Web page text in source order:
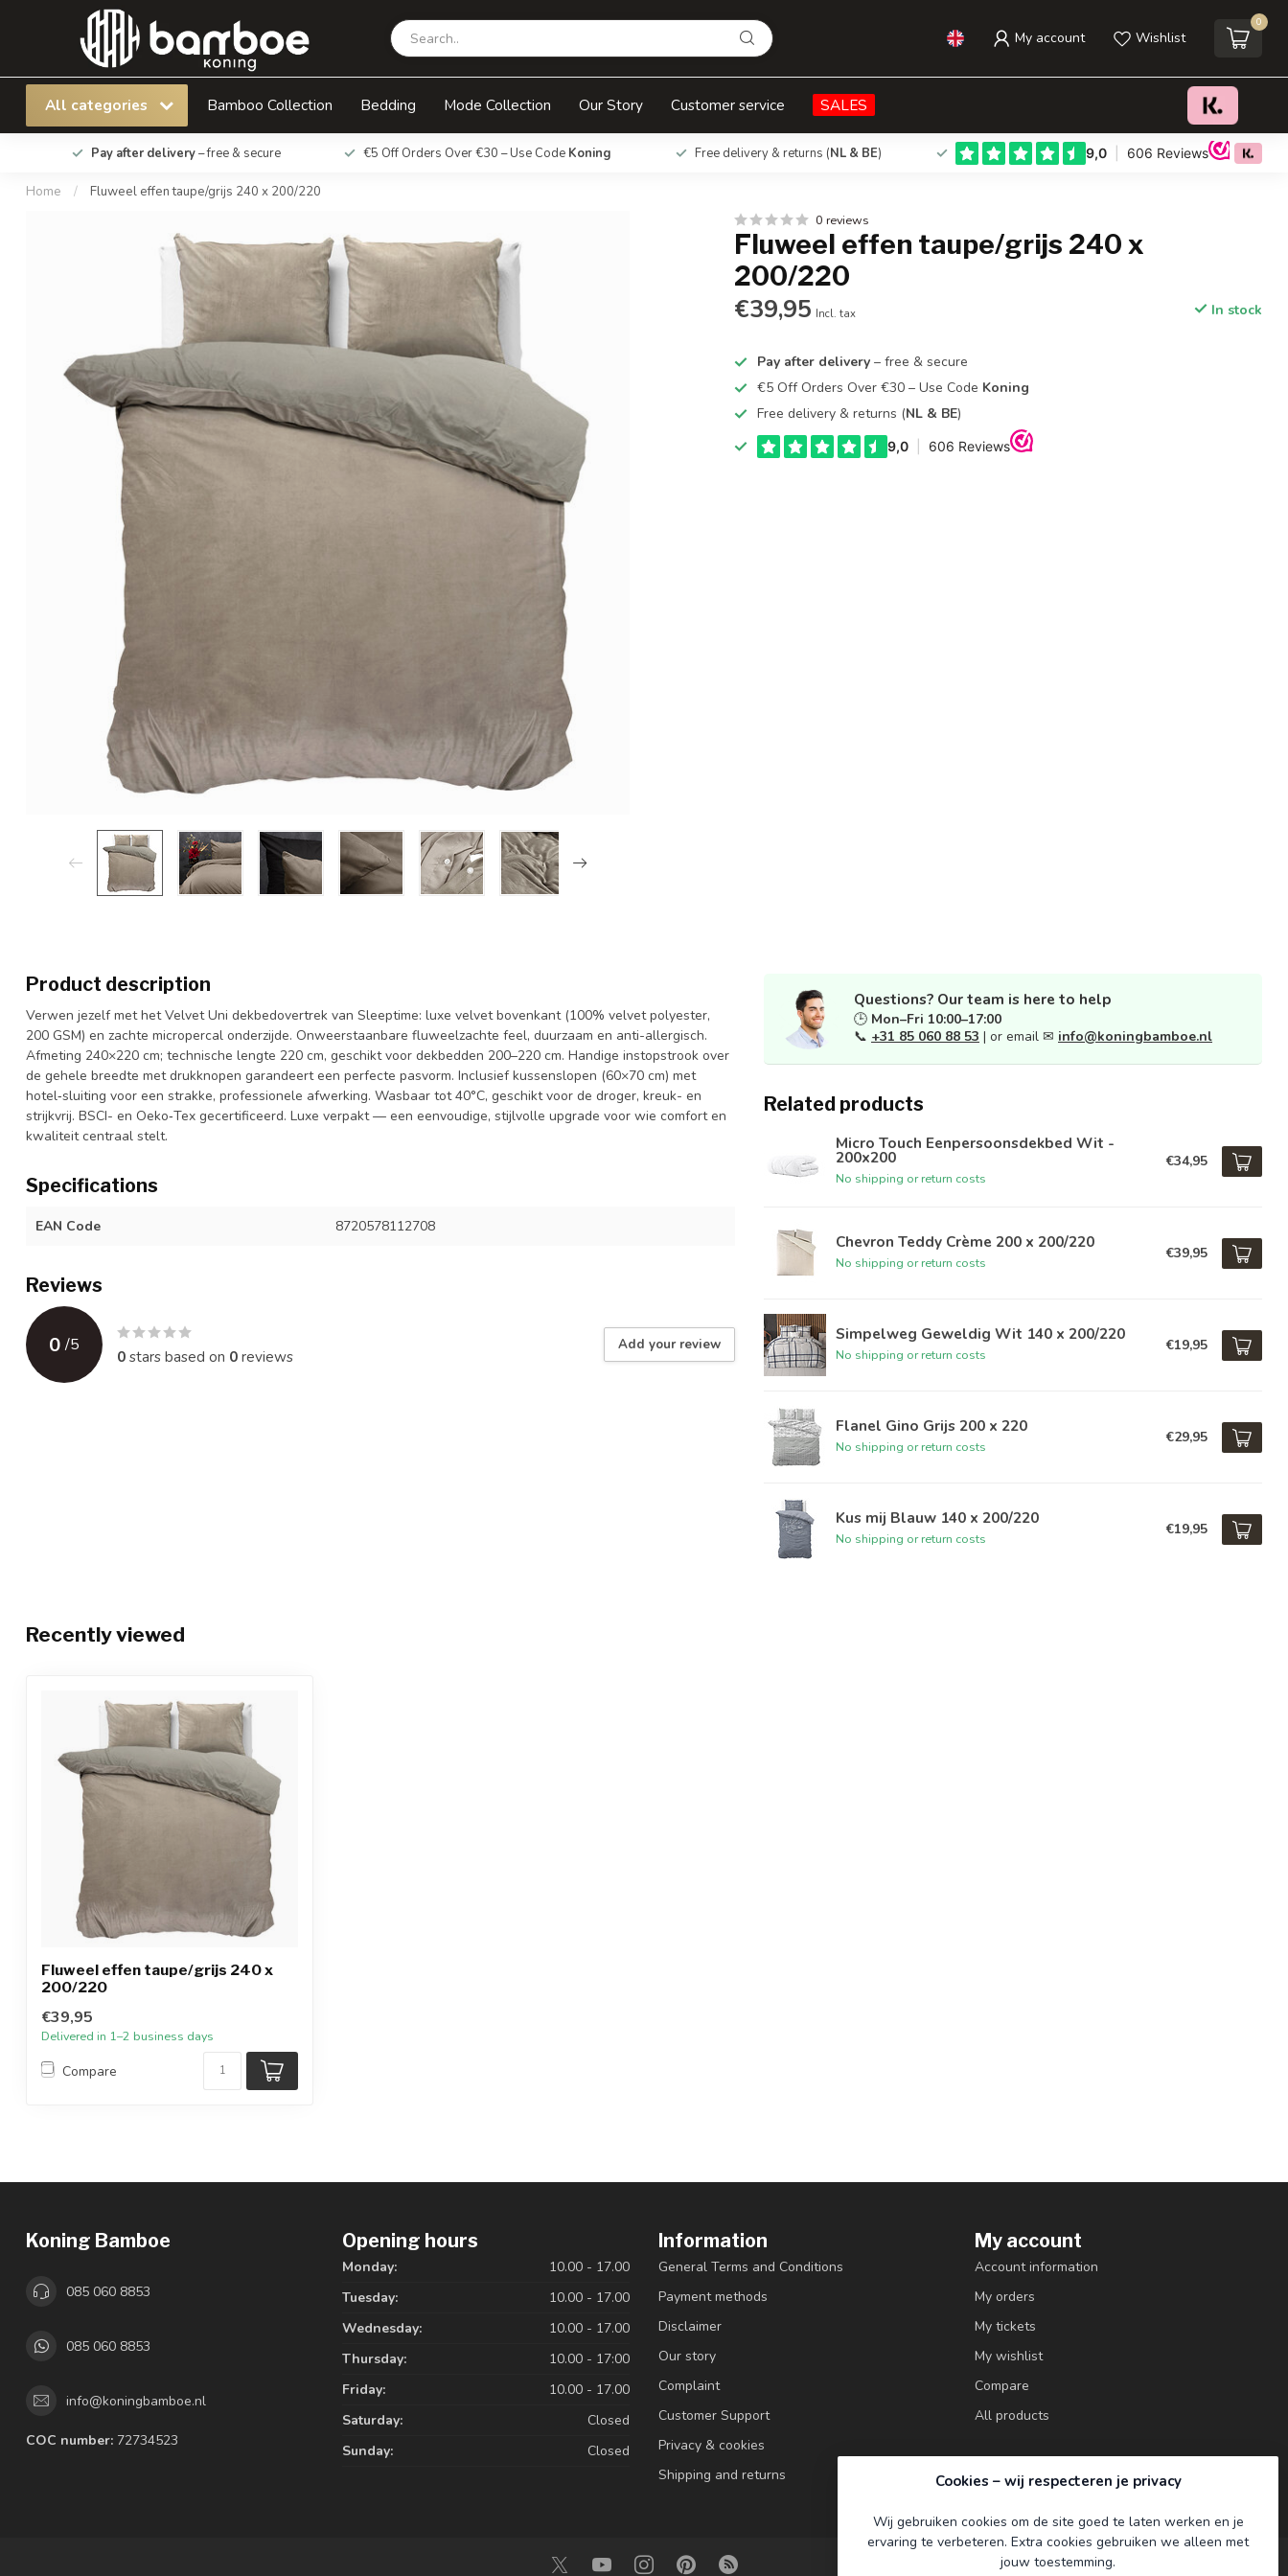
My account Wishlist
0
All categories Bamboo Collection Bedding Mode Collection Our Story Customer service SALES
Pay after delivery– free & secure €5 Off Orders Over €30 – Use Code Koning Free delivery & returns (NL & BE)
Home / Fluweel effen taupe/grijs 240 x 200/220
Fluweel effen taupe/grijs 240 x 200/220 Add to cart
0 reviews
Fluweel effen taupe/grijs 240 x
200/220
€39,95 Incl. tax In stock
Pay after delivery – free & secure
€5 Off Orders Over €30 – Use Code Koning
Free delivery & returns (NL & BE)
Product description
Verwen jezelf met het Velvet Uni dekbedovertrek van Sleeptime: luxe velvet bovenkant (100% velvet polyester,
200 GSM) en zachte micropercal onderzijde. Onweerstaanbare fluweelzachte feel, duurzaam en anti-allergisch.
Afmeting 240×220 cm; technische lengte 220 cm, geschikt voor dekbedden 200–220 cm. Handige instopstrook over
de gehele breedte met drukknopen garandeert een perfecte pasvorm. Inclusief kussenslopen (60×70 cm) met
hotel‑sluiting voor een strakke, professionele afwerking. Wasbaar tot 40°C, geschikt voor de droger, kreuk- en
strijkvrij. BSCI- en Oeko‑Tex gecertificeerd. Luxe verpakt — een eenvoudige, stijlvolle upgrade voor wie comfort en
kwaliteit centraal stelt.
Specifications
EAN Code 8720578112708
Reviews
0 /5
0stars based on 0reviews
Add your review
Questions? Our team is here to help
🕒 Mon–Fri 10:00–17:00
📞 +31 85 060 88 53 | or email ✉ info@koningbamboe.nl
Related products
Micro Touch Eenpersoonsdekbed Wit -
200x200
No shipping or return costs
€34,95
Chevron Teddy Crème 200 x 200/220
No shipping or return costs
€39,95
Simpelweg Geweldig Wit 140 x 200/220
No shipping or return costs
€19,95
Flanel Gino Grijs 200 x 220
No shipping or return costs
€29,95
Kus mij Blauw 140 x 200/220
No shipping or return costs
€19,95
Recently viewed
Fluweel effen taupe/grijs 240 x
200/220
€39,95
Delivered in 1–2 business days
Compare
Koning Bamboe
085 060 8853
085 060 8853
info@koningbamboe.nl
COC number: 72734523
Opening hours
Monday:
10.00 - 17.00
Tuesday:
10.00 - 17.00
Wednesday:
10.00 - 17.00
Thursday:
10.00 - 17:00
Friday:
10.00 - 17.00
Saturday:
Closed
Sunday:
Closed
Information
General Terms and Conditions
Payment methods
Disclaimer
Our story
Complaint
Customer Support
Privacy & cookies
Shipping and returns
My account
Account information
My orders
My tickets
My wishlist
Compare
All products
Cookies – wij respecteren je privacy
Wij gebruiken cookies om de site goed te laten werken en je
ervaring te verbeteren. Extra cookies gebruiken we alleen met
jouw toestemming.